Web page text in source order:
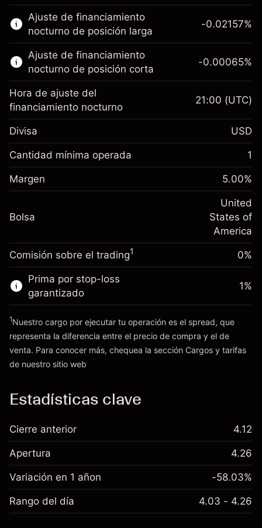
Este mercado financiero está disponible para
hacer trading con CFD.
Obtén más información sobre:
CFD
Ajuste de financiamiento
nocturno de posición larga
$1,000.00
Ajuste de financiamiento
nocturno
Cargos por el valor total de la
posición
%
(-$4.31)
Tamaño de la operación con apalancamiento
~$20,000.00
$19,000.00
Ir a la plataforma
-0.02157%
Ajuste de financiamiento
nocturno de posición corta
Margen. Tu inversión
$1,000.00
Ajuste de financiamiento
-0.000654
%
(-$0.13)
Tamaño de la operación con apalancamiento
~$20,000.00
Dinero del apalancamiento ~ $
-0.00065%
Hora de ajuste del
financiamiento nocturno
21:00 (UTC)
Divisa USD
Cantidad mínima operada 1
Margen 5.00%
Bolsa
United
States of
America
Comisión sobre el trading1 0%
Prima por stop-loss
garantizado
Cargos
1%
1Nuestro cargo por ejecutar tu operación es el spread, que
representa la diferencia entre el precio de compra y el de
venta. Para conocer más, chequea la sección Cargos y tarifas
de nuestro sitio web
Estadísticas clave
Cierre anterior 4.12
Apertura 4.26
Variación en 1 añon -58.03%
Rango del día 4.03 - 4.26